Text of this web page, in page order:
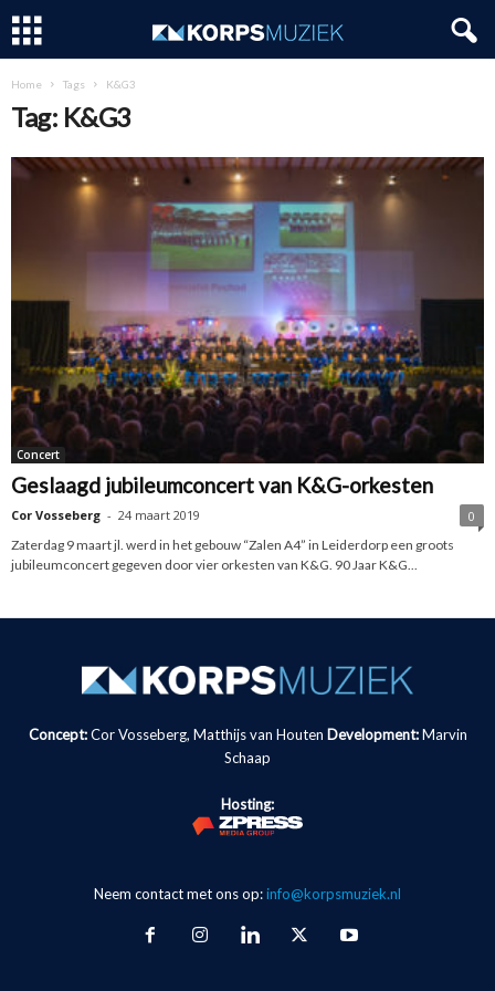
Home Tags K&G3
Tag: K&G3
Concert
Geslaagd jubileumconcert van K&G-orkesten
Cor Vosseberg - 24 maart 2019
0
Zaterdag 9 maart jl. werd in het gebouw “Zalen A4” in Leiderdorp een groots
jubileumconcert gegeven door vier orkesten van K&G. 90 Jaar K&G...
Concept:Cor Vosseberg, Matthijs van Houten Development: Marvin
Schaap
Hosting:
Neem contact met ons op:info@korpsmuziek.nl